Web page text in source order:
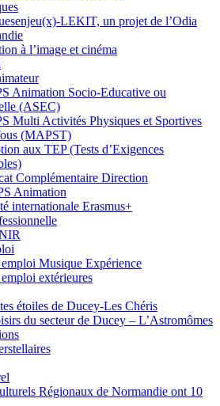
LEKIT, un projet de l’Odia
à l’image et cinéma
Animation Socio-Educative ou
(ASEC)
Multi Activités Physiques et Sportives
(MAPST)
aux TEP (Tests d’Exigences
Complémentaire Direction
Animation
internationale Erasmus+
Musique Expérience
extérieures
étoiles de Ducey-Les Chéris
du secteur de Ducey – L’Astromômes
Régionaux de Normandie ont 10